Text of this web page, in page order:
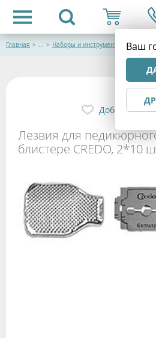
Ваш
Главная > ... > Наборы и инструменты для
Лезвия для
блистере CREDO, 2*10
Добавить в